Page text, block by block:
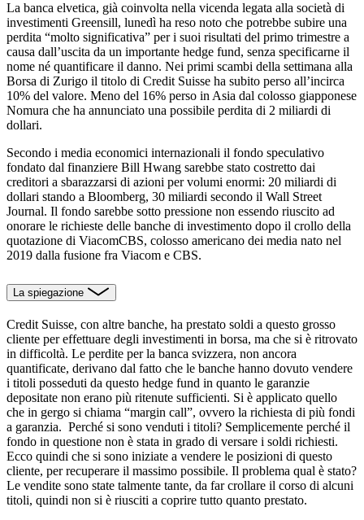
La banca elvetica, già coinvolta nella vicenda legata alla società di
investimenti Greensill, lunedì ha reso noto che potrebbe subire una
perdita “molto significativa” per i suoi risultati del primo trimestre a
causa dall’uscita da un importante hedge fund, senza specificarne il
nome né quantificare il danno. Nei primi scambi della settimana alla
Borsa di Zurigo il titolo di Credit Suisse ha subito perso all’incirca
10% del valore. Meno del 16% perso in Asia dal colosso giapponese
Nomura che ha annunciato una possibile perdita di 2 miliardi di
dollari.
Secondo i media economici internazionali il fondo speculativo
fondato dal finanziere Bill Hwang sarebbe stato costretto dai
creditori a sbarazzarsi di azioni per volumi enormi: 20 miliardi di
dollari stando a Bloomberg, 30 miliardi secondo il Wall Street
Journal. Il fondo sarebbe sotto pressione non essendo riuscito ad
onorare le richieste delle banche di investimento dopo il crollo della
quotazione di ViacomCBS, colosso americano dei media nato nel
2019 dalla fusione fra Viacom e CBS.
La spiegazione
Credit Suisse, con altre banche, ha prestato soldi a questo grosso
cliente per effettuare degli investimenti in borsa, ma che si è ritrovato
in difficoltà. Le perdite per la banca svizzera, non ancora
quantificate, derivano dal fatto che le banche hanno dovuto vendere
i titoli posseduti da questo hedge fund in quanto le garanzie
depositate non erano più ritenute sufficienti. Si è applicato quello
che in gergo si chiama “margin call”, ovvero la richiesta di più fondi
a garanzia. Perché si sono venduti i titoli? Semplicemente perché il
fondo in questione non è stata in grado di versare i soldi richiesti.
Ecco quindi che si sono iniziate a vendere le posizioni di questo
cliente, per recuperare il massimo possibile. Il problema qual è stato?
Le vendite sono state talmente tante, da far crollare il corso di alcuni
titoli, quindi non si è riusciti a coprire tutto quanto prestato.